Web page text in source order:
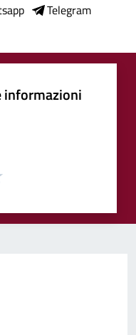
Telegram
informazioni